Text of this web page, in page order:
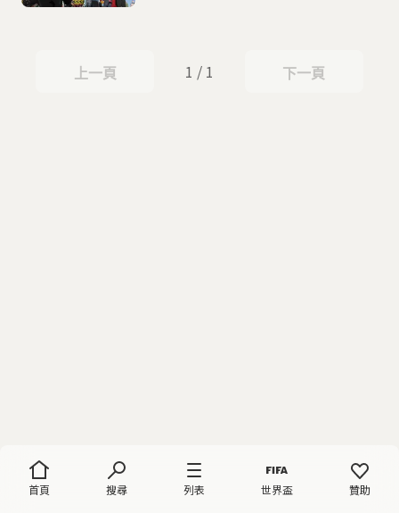
首頁 搜尋 列表 世界盃 贊助
上一頁
上一頁 1 / 1 下一頁
下一頁